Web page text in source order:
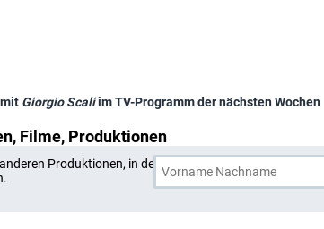
Giorgio Scaliim TV-Programm der nächsten Wochen
Filme, Produktionen
Produktionen, in denen Giorgio Scali